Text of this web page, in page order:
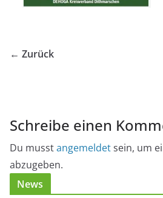
← Zurück
Schreibe einen
Du musstangemeldetsein, um
abzugeben.
News